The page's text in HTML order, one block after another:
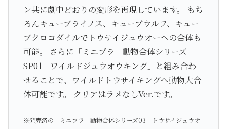
ン共に劇中どおりの変形を再現しています。 もち
ろんキューブライノス、キューブウルフ、キュー
ブクロコダイルでトウサイジュウオーへの合体も
可能。 さらに「ミニプラ 動物合体シリーズ
SP01 ワイルドジュウオウキング」と組み合わ
せることで、ワイルドトウサイキングへ動物大合
体可能です。 クリアはラメなしVer.です。
※発売済の「ミニプラ 動物合体シリーズ03 トウサイジュウオ